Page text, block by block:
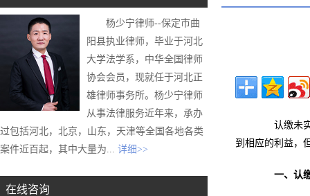
杨少宁律师--保定市曲
阳县执业律师，毕业于河北
大学法学系，中华全国律师
协会会员，现就任于河北正
雄律师事务所。杨少宁律师
从事法律服务近年来，承办
过包括河北，北京，山东，天津等全国各地各类
案件近百起，其中大量为... 详细>>
在线咨询
认缴未实
到相应的利益，
一、认